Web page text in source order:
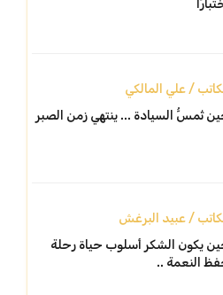
/ علي المالكي
تُمسُّ السيادة ... ينتهي زمن الصبر
/ عبيد البرغش
يكون الشكر أسلوب حياة رحلة
النعمة ..